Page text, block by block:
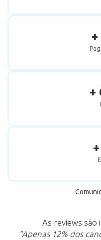
+
As reviews
“Apenas 12% dos